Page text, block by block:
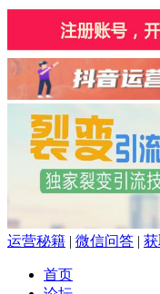
运营秘籍 | 微信问答 |
首页